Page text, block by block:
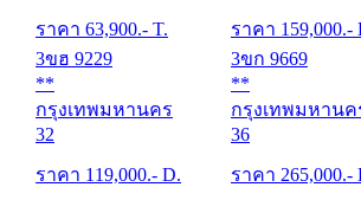
ราคา 63,900.- T.
ราคา 159,000.-
3ขฮ 9229
**
กรุงเทพมหานคร
32
ราคา 119,000.- D.
3ขก 9669
**
กรุงเทพมหานค
36
ราคา 265,000.-